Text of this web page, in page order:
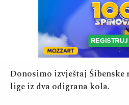
Donosimo izvještaj Šibenske
lige iz dva odigrana kola.